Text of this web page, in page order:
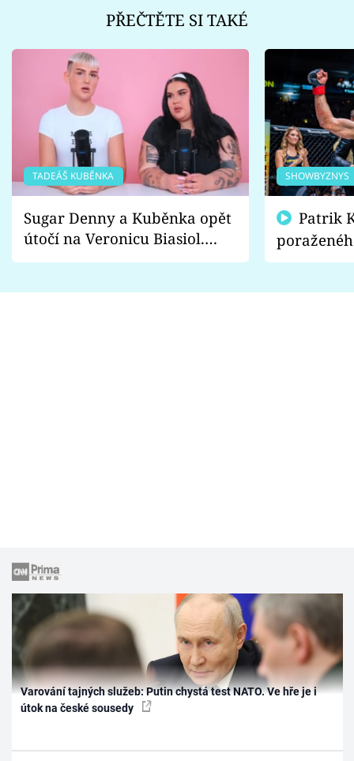
PŘEČTĚTE SI TAKÉ
TADEÁŠ KUBĚNKA
Sugar Denny a Kuběnka opět
útočí na Veronicu Biasiol.
Proč je podle nich falešná a
SHOWBYZNYS
fanoušci
Varování tajných služeb: Putin chystá test NATO. Ve hře je i
útok na české sousedy